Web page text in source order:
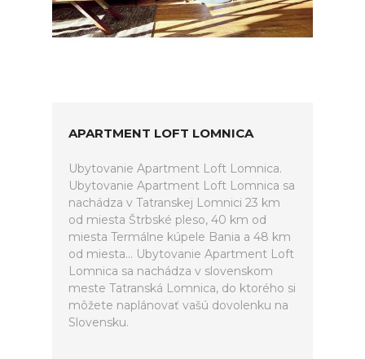
APARTMENT LOFT LOMNICA
Ubytovanie Apartment Loft Lomnica.
Ubytovanie Apartment Loft Lomnica sa
nachádza v Tatranskej Lomnici 23 km
od miesta Štrbské pleso, 40 km od
miesta Termálne kúpele Bania a 48 km
od miesta... Ubytovanie Apartment Loft
Lomnica sa nachádza v slovenskom
meste Tatranská Lomnica, do ktorého si
môžete naplánovať vašú dovolenku na
Slovensku.